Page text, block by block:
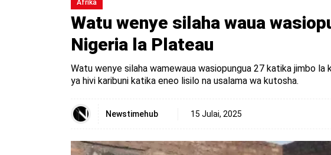
Afrika
Watu wenye silaha waua
Nigeria la Plateau
Watu wenye silaha wamewaua wasiopungua 27 katika jimbo
ya hivi karibuni katika eneo lisilo na usalama wa kutosha.
Newstimehub 15 Julai, 2025